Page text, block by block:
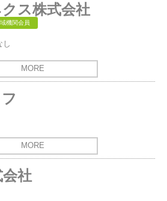
ス株式会社
機関会員
し
MORE
MORE
社